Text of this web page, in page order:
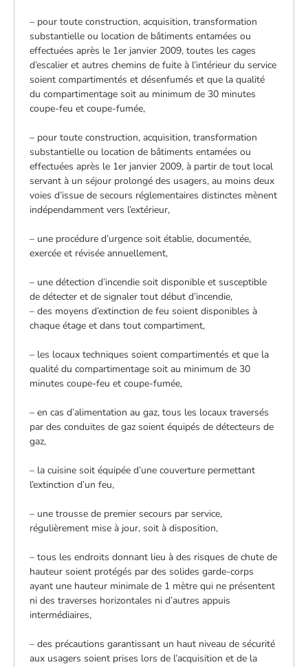
– pour toute construction, acquisition, transformation
substantielle ou location de bâtiments entamées ou
effectuées après le 1er janvier 2009, toutes les cages
d’escalier et autres chemins de fuite à l’intérieur du service
soient compartimentés et désenfumés et que la qualité
du compartimentage soit au minimum de 30 minutes
coupe-feu et coupe-fumée,
– pour toute construction, acquisition, transformation
substantielle ou location de bâtiments entamées ou
effectuées après le 1er janvier 2009, à partir de tout local
servant à un séjour prolongé des usagers, au moins deux
voies d’issue de secours réglementaires distinctes mènent
indépendamment vers l’extérieur,
– une procédure d’urgence soit établie, documentée,
exercée et révisée annuellement,
– une détection d’incendie soit disponible et susceptible
de détecter et de signaler tout début d’incendie,
– des moyens d’extinction de feu soient disponibles à
chaque étage et dans tout compartiment,
– les locaux techniques soient compartimentés et que la
qualité du compartimentage soit au minimum de 30
minutes coupe-feu et coupe-fumée,
– en cas d’alimentation au gaz, tous les locaux traversés
par des conduites de gaz soient équipés de détecteurs de
gaz,
– la cuisine soit équipée d’une couverture permettant
l’extinction d’un feu,
– une trousse de premier secours par service,
régulièrement mise à jour, soit à disposition,
– tous les endroits donnant lieu à des risques de chute de
hauteur soient protégés par des solides garde-corps
ayant une hauteur minimale de 1 mètre qui ne présentent
ni des traverses horizontales ni d’autres appuis
intermédiaires,
– des précautions garantissant un haut niveau de sécurité
aux usagers soient prises lors de l’acquisition et de la